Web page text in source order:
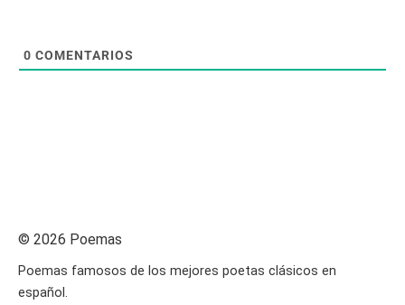
0 COMENTARIOS
© 2026 Poemas
Poemas famosos de los mejores poetas clásicos en
español.